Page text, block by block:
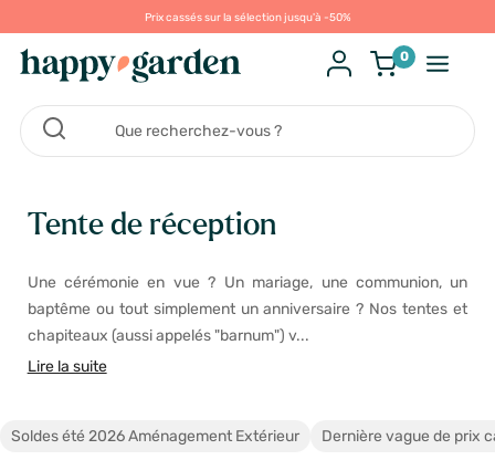
Prix cassés sur la sélection jusqu'à -50%
0
Tente de réception
Une cérémonie en vue ? Un mariage, une communion, un
baptême ou tout simplement un anniversaire ? Nos tentes et
chapiteaux (aussi appelés "barnum") v...
Lire la suite
Soldes été 2026 Aménagement Extérieur Dernière vague de prix